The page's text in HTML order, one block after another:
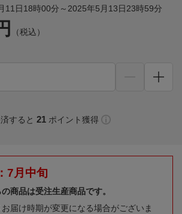
11日18時00分～2025年5月13日23時59分
（税込）
すると 21 ポイント獲得
7月中旬
商品は受注生産商品です。
届け時期が変更になる場合がございま